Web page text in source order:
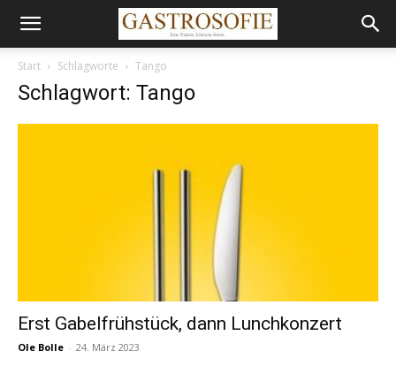
Start Schlagworte Tango
Schlagwort: Tango
Erst Gabelfrühstück, dann Lunchkonzert
Ole Bolle - 24. März 2023